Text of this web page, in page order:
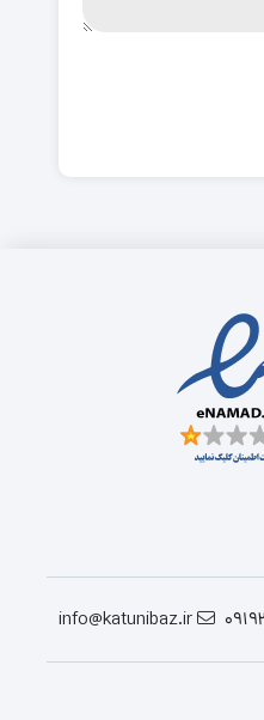
info@katunibaz.ir